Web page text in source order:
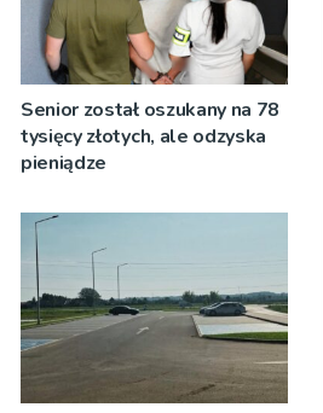
Senior został oszukany na 78
tysięcy złotych, ale odzyska
pieniądze